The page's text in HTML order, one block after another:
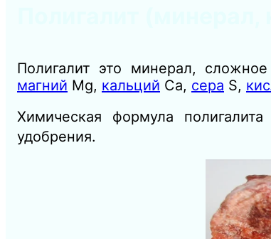
Полигалит это минерал,
магний Mg, кальций Ca, сера S,
Химическая формула полигалита
удобрения.